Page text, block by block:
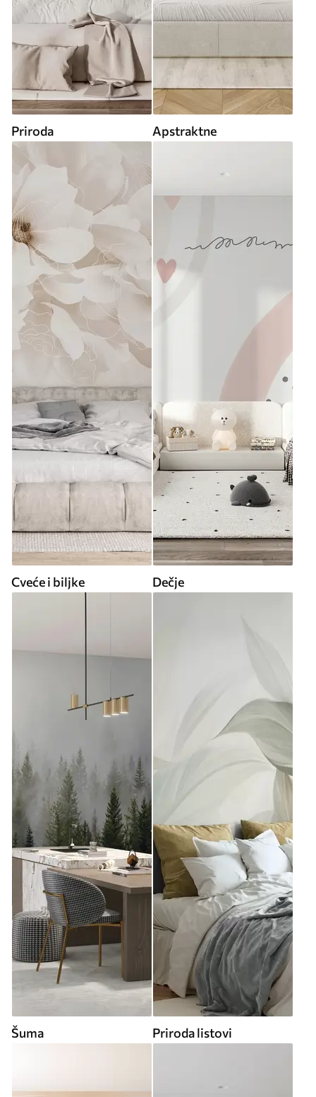
Priroda Apstraktne
Cveće i biljke Dečje
Šuma Priroda listovi